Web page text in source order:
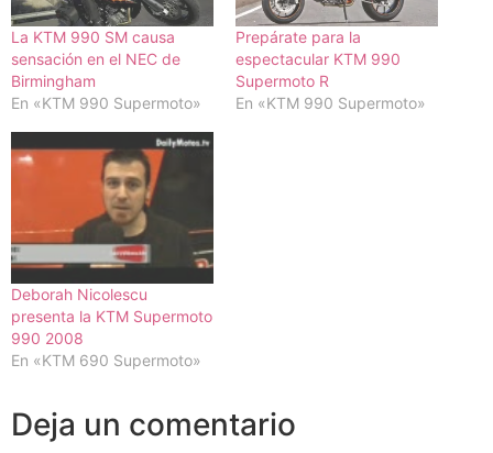
La KTM 990 SM causa
sensación en el NEC de
Birmingham
En «KTM 990 Supermoto»
Prepárate para la
espectacular KTM 990
Supermoto R
En «KTM 990 Supermoto»
Deborah Nicolescu
presenta la KTM Supermoto
990 2008
En «KTM 690 Supermoto»
Deja un comentario